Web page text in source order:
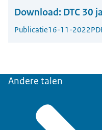
Download: DTC 30
Publicatie16-11-2022
Andere talen